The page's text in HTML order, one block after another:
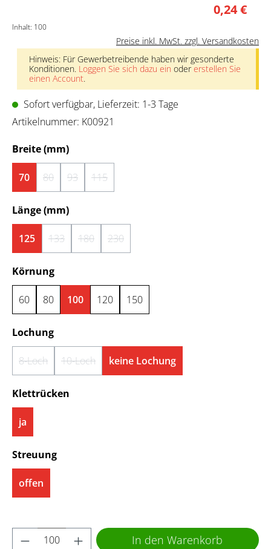
0,24 €
Inhalt: 100
Preise inkl. MwSt. zzgl. Versandkosten
Hinweis: Für Gewerbetreibende haben wir gesonderte
Konditionen. Loggen Sie sich dazu ein odererstellen Sie
einen Account.
Sofort verfügbar, Lieferzeit: 1-3 Tage
Artikelnummer: K00921
Breite (mm)auswählen
70 80(Diese Option ist zurzeit nicht verfügbar.)
93(Diese Option ist zurzeit nicht verfügbar.)
115(Diese Option ist zurzeit nicht verfügbar.)
Länge (mm)auswählen
125 133(Diese Option ist zurzeit nicht verfügbar.)
180(Diese Option ist zurzeit nicht verfügbar.)
230(Diese Option ist zurzeit nicht verfügbar.)
Körnungauswählen
60 80 100 120 150
Lochungauswählen
8-Loch(Diese Option ist zurzeit nicht verfügbar.)
10-Loch(Diese Option ist zurzeit nicht verfügbar.)
keine Lochung
Klettrücken
ja
Streuungauswählen
offen
Produkt Anzahl: Gib den gewünschten
In den Warenkorb